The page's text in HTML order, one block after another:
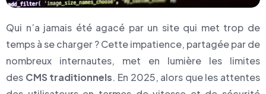
Qui n’a jamais été agacé par un site qui met trop de
temps à se charger ? Cette impatience, partagée par de
nombreux internautes, met en lumière les limites
des CMS traditionnels. En 2025, alors que les attentes